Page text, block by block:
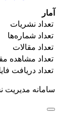
آمار
تعداد نشریات
تعداد شماره‌ها
تعداد مقالات
تعداد مشاهده
تعداد دریافت
سامانه مدیریت